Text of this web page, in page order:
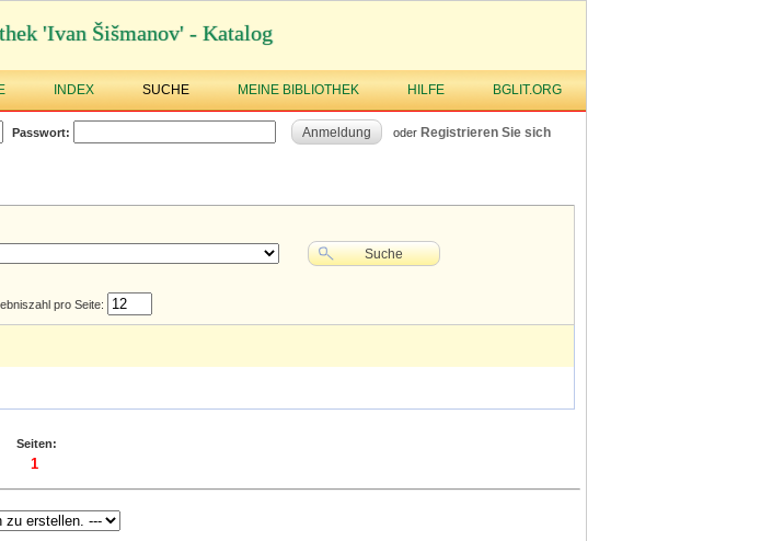
'Ivan Šišmanov' - Katalog
INDEX SUCHE MEINE BIBLIOTHEK HILFE BGLIT.ORG
Passwort: Anmeldung oder Registrieren Sie sich
Suche
pro Seite:
Seiten:
1